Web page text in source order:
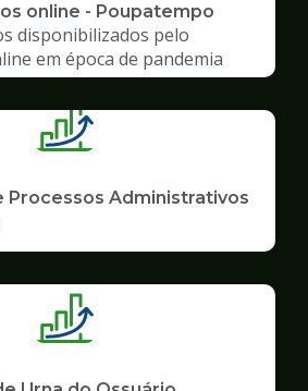
online - Poupatempo
disponibilizados pelo
em época de pandemia
Processos Administrativos